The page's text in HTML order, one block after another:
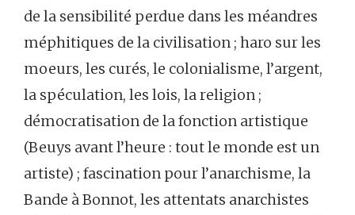
de la sensibilité perdue dans les méandres
méphitiques de la civilisation ; haro sur les
moeurs, les curés, le colonialisme, l’argent,
la spéculation, les lois, la religion ;
démocratisation de la fonction artistique
(Beuys avant l’heure : tout le monde est un
artiste) ; fascination pour l’anarchisme, la
Bande à Bonnot, les attentats anarchistes